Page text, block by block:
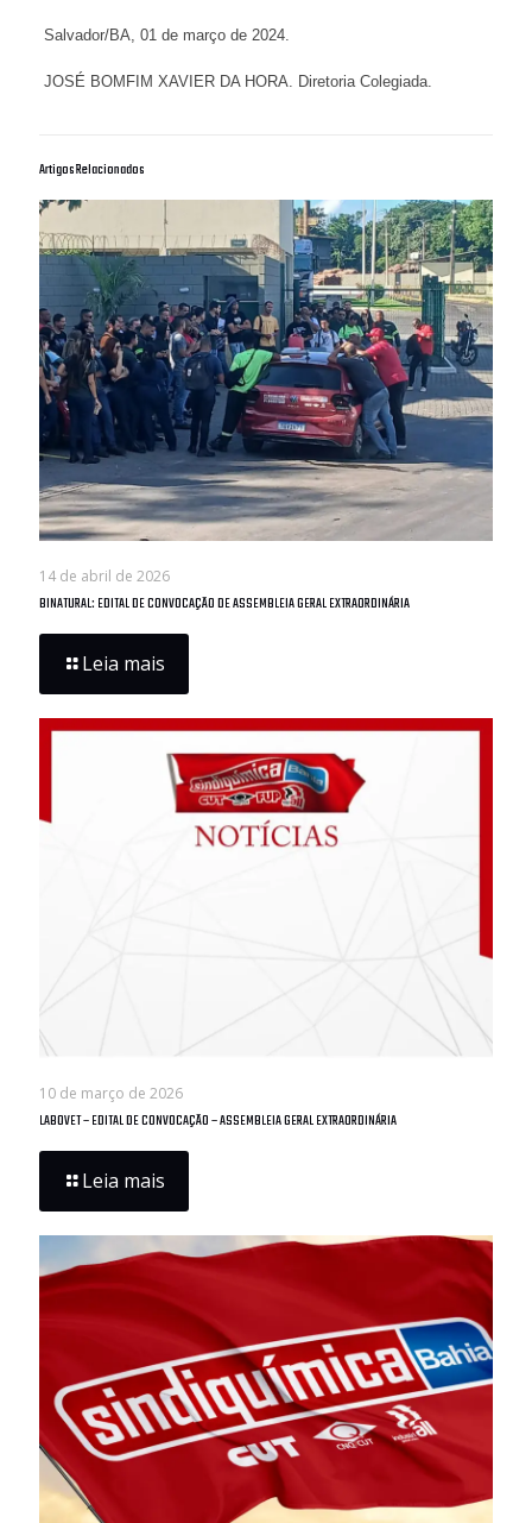
Salvador/BA, 01 de março de 2024.
JOSÉ BOMFIM XAVIER DA HORA. Diretoria Colegiada.
Artigos Relacionados
14 de abril de 2026
BINATURAL: EDITAL DE CONVOCAÇÃO DE ASSEMBLEIA GERAL EXTRAORDINÁRIA
Leia mais
10 de março de 2026
LABOVET – EDITAL DE CONVOCAÇÃO – ASSEMBLEIA GERAL EXTRAORDINÁRIA
Leia mais